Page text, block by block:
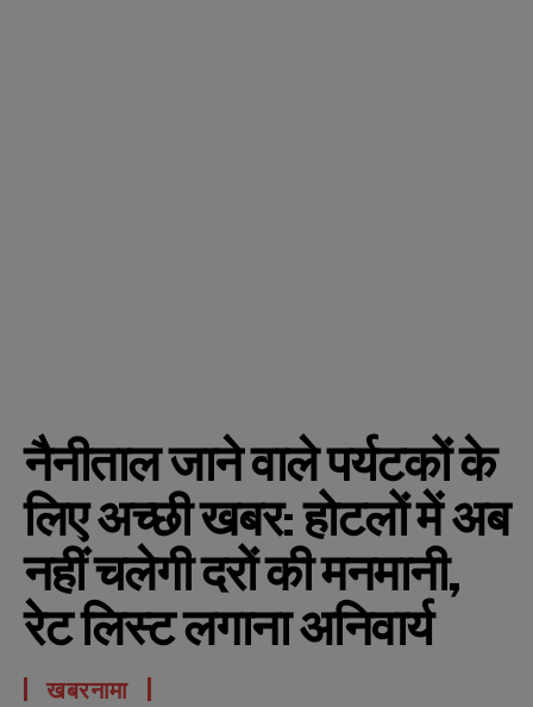
नैनीताल जाने वाले पर्यटकों के
लिए अच्छी खबर: होटलों में अब
नहीं चलेगी दरों की मनमानी,
रेट लिस्ट लगाना अनिवार्य
खबरनामा